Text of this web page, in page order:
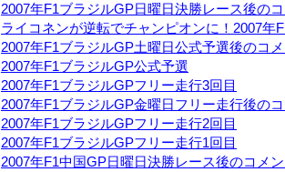
2007年F1ブラジルGP日曜日決勝レース後の
ライコネンが逆転でチャンピオンに！2007年
2007年F1ブラジルGP土曜日公式予選後のコ
2007年F1ブラジルGP公式予選
2007年F1ブラジルGPフリー走行3回目
2007年F1ブラジルGP金曜日フリー走行後の
2007年F1ブラジルGPフリー走行2回目
2007年F1ブラジルGPフリー走行1回目
2007年F1中国GP日曜日決勝レース後のコメ